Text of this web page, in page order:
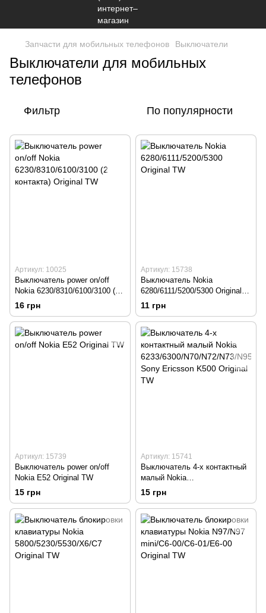
Запчасти для мобильных телефонов Выключатели
Выключатели для мобильных
телефонов
Фильтр По популярности
Артикул: 10025
Выключатель power on/off
Nokia 6230/8310/6100/3100 (2
контакта) Original TW
16 грн
Артикул: 15738
Выключатель Nokia
6280/6111/5200/5300 Original
TW
11 грн
Артикул: 15739
Выключатель power on/off
Nokia E52 Original TW
15 грн
Артикул: 15741
Выключатель 4-х контактный
малый Nokia
6233/6300/N70/N72/N73/N95,
Sony Ericsson K500 Original
TW
15 грн